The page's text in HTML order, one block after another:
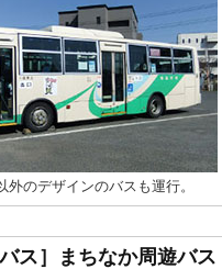
外のデザインのバスも運行。
バス］まちなか周遊バス